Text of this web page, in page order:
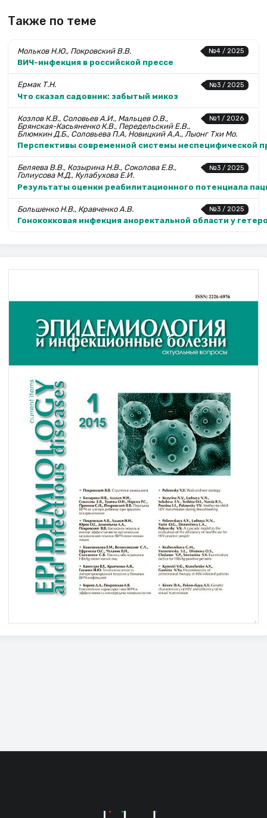
Также по теме
№4 / 2025
Мольков Н.Ю., Покровский В.В.
ВИЧ-инфекция в российской прессе
№3 / 2025
Ермак Т.Н.
Что сказал садовник: забытый микоз
№1 / 2026
Козлов К.В., Соловьев А.И., Мальцев О.В.,
Брянская-Касьяненко К.В., Передельский Е.В.,
Блюмкин Д.Б., Соловьева П.А, Новицкий А.А., Лыонг Тхи Мо.
Перспективы современной системы неспецифической
№3 / 2025
Беляева В.В., Козырина Н.В., Соколова Е.В.,
Голиусова М.Д., Кулабухова Е.И.
Результаты оценки реабилитационного потенциала
№3 / 2025
Большенко Н.В., Кравченко А.В.
Гонококковая инфекция аноректальной области у